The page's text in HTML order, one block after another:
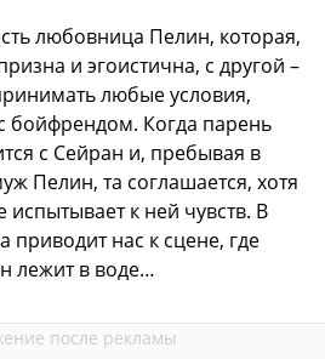
любовница Пелин, которая,
и эгоистична, с другой –
любые условия,
бойфрендом. Когда парень
с Сейран и, пребывая в
Пелин, та соглашается, хотя
испытывает к ней чувств. В
приводит нас к сцене, где
лежит в воде…